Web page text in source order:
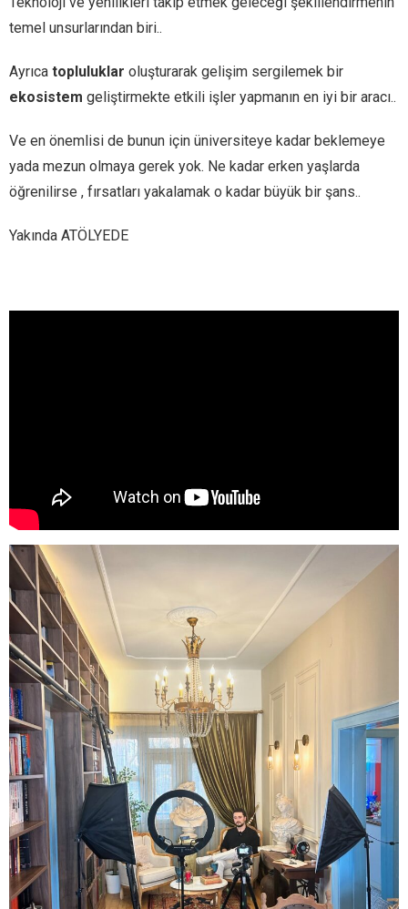
temel unsurlarından biri..
Ayrıca topluluklar oluşturarak gelişim sergilemek bir
ekosistem geliştirmekte etkili işler yapmanın en iyi bir aracı..
Ve en önemlisi de bunun için üniversiteye kadar beklemeye
yada mezun olmaya gerek yok. Ne kadar erken yaşlarda
öğrenilirse , fırsatları yakalamak o kadar büyük bir şans..
Yakında ATÖLYEDE